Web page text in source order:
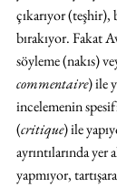
çıkarıyor (teşhir),
bırakıyor. Fakat
söyleme (nakıs)
commentaire) ile
incelemenin
(critique) ile
ayrıntılarında yer
yapmıyor,